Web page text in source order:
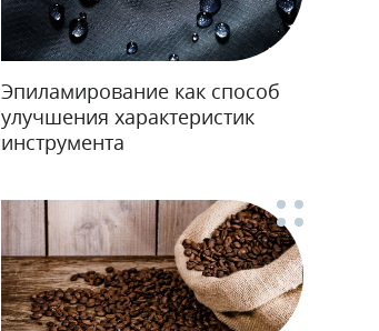
Эпиламирование как способ
улучшения характеристик
инструмента